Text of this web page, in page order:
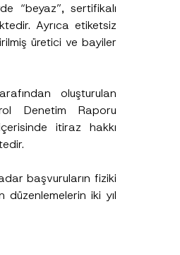
“beyaz”, sertifikalı
Ayrıca etiketsiz
üretici ve bayiler
oluşturulan
Denetim Raporu
itiraz hakkı
başvuruların fiziki
iki yıl